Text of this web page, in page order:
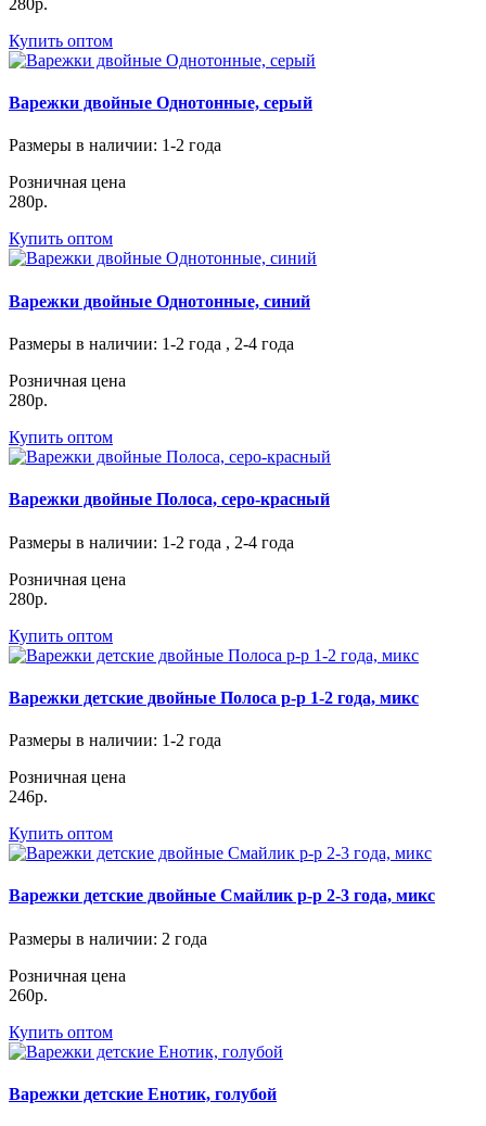
280р.
Купить оптом
Варежки двойные Однотонные, серый
Размеры в наличии: 1-2 года
Розничная цена
280р.
Купить оптом
Варежки двойные Однотонные, синий
Размеры в наличии: 1-2 года , 2-4 года
Розничная цена
280р.
Купить оптом
Варежки двойные Полоса, серо-красный
Размеры в наличии: 1-2 года , 2-4 года
Розничная цена
280р.
Купить оптом
Варежки детские двойные Полоса р-р 1-2 года, микс
Размеры в наличии: 1-2 года
Розничная цена
246р.
Купить оптом
Варежки детские двойные Смайлик р-р 2-3 года, микс
Размеры в наличии: 2 года
Розничная цена
260р.
Купить оптом
Варежки детские Енотик, голубой